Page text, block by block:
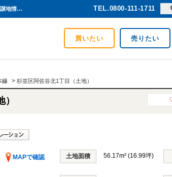
杉並区阿佐谷北1丁目（土地） 東京都杉並区阿佐谷北1丁目｜7,900万円の土地｜売地や分譲地情報｜JNIプロパティーズ株式会社
買いたい 売りたい
線 > 杉並区阿佐谷北1丁目（土地）
MAPで確認 土地面積 56.17m² (16.99坪)
TEL.0800-111-1711